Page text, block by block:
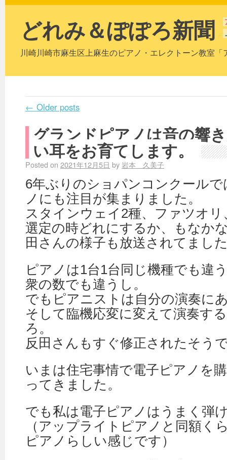
どれみ＆ぽぽろ新聞
川崎川崎市麻生区上麻生のピアノ・エレクトーン教室
← Older posts
グランドピアノは音の響
い耳をお育てします。
Posted on 2021年12月5日 by岩本 久美子
6年ぶりのショパンコンクール
ノにも注目が集まりました。
スタインウェイ2種、ファツオ
選定の時どれにするか、もなか
田さんの様子も放送されてまし
ピアノは1台1台同じ機種でも違
衆の数でも違うし。
でもピアニストは自分の演奏に
そして臨機応変に変えて演奏す
ろ。
反田さんもすぐ修正されたそう
いまは住宅事情で電子ピアノを
ってきました。
でも私は電子ピアノはうまく弾
（アップライトピアノと同額く
ピアノらしい感じです）